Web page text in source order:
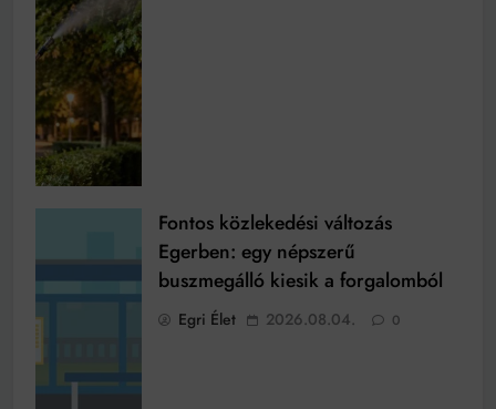
Fontos közlekedési változás
Egerben: egy népszerű
buszmegálló kiesik a forgalomból
Egri Élet 2026.08.04. 0